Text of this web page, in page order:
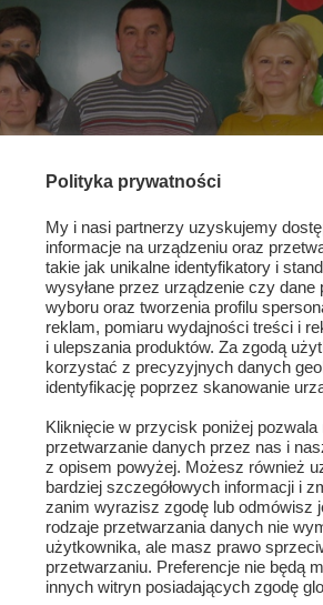
Polityka prywatności
My i nasi partnerzy uzyskujemy
informacje na urządzeniu oraz
takie jak unikalne identyfikatory i
wysyłane przez urządzenie czy dane
wyboru oraz tworzenia profilu
reklam, pomiaru wydajności treści i
i ulepszania produktów. Za zgodą
korzystać z precyzyjnych danych
identyfikację poprzez skanowanie
Kliknięcie w przycisk poniżej
przetwarzanie danych przez nas i
z opisem powyżej. Możesz również
bardziej szczegółowych informacji i
zanim wyrazisz zgodę lub odmówisz
rodzaje przetwarzania danych nie
użytkownika, ale masz prawo
przetwarzaniu. Preferencje nie będą
innych witryn posiadających zgodę